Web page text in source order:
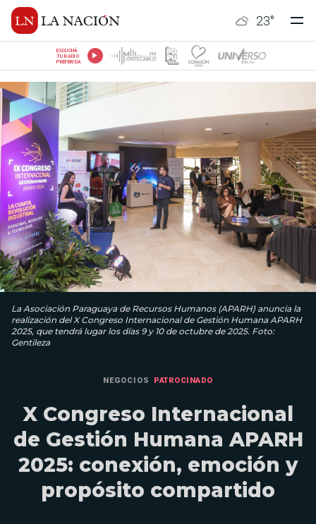
23°
ESCUCHÁ
TU RADIO
PREFERIDA
La Asociación Paraguaya de Recursos Humanos (APARH) anuncia la
realización del X Congreso Internacional de Gestión Humana APARH
2025, que tendrá lugar los días 9 y 10 de octubre de 2025. Foto:
Gentileza
NEGOCIOS PATROCINADO
X Congreso Internacional
de Gestión Humana APARH
2025: conexión, emoción y
propósito compartido